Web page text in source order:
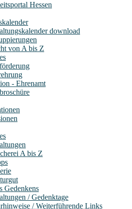
Hessen
download
von A bis Z
- Ehrenamt
A bis Z
Gedenkens
/ Gedenktage
/ Weiterführende Links